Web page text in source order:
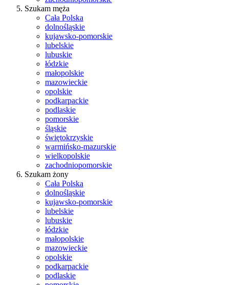
Szukam męża
Cała Polska
dolnośląskie
kujawsko-pomorskie
lubelskie
lubuskie
łódzkie
małopolskie
mazowieckie
opolskie
podkarpackie
podlaskie
pomorskie
śląskie
świętokrzyskie
warmińsko-mazurskie
wielkopolskie
zachodniopomorskie
Szukam żony
Cała Polska
dolnośląskie
kujawsko-pomorskie
lubelskie
lubuskie
łódzkie
małopolskie
mazowieckie
opolskie
podkarpackie
podlaskie